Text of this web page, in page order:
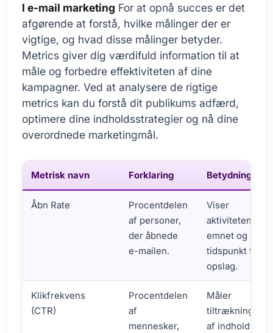
I e-mail marketing For at opnå succes er det
afgørende at forstå, hvilke målinger der er
vigtige, og hvad disse målinger betyder.
Metrics giver dig værdifuld information til at
måle og forbedre effektiviteten af dine
kampagner. Ved at analysere de rigtige
metrics kan du forstå dit publikums adfærd,
optimere dine indholdsstrategier og nå dine
overordnede marketingmål.
Metrisk navn Forklaring Betydning
Åbn Rate
Procentdelen
af personer,
der åbnede
e-mailen.
Viser
aktiviteten af
emnet og
tidspunkt for
opslag.
Klikfrekvens
(CTR)
Procentdelen
af
mennesker,
Måler
tiltrækningen
af indhold og